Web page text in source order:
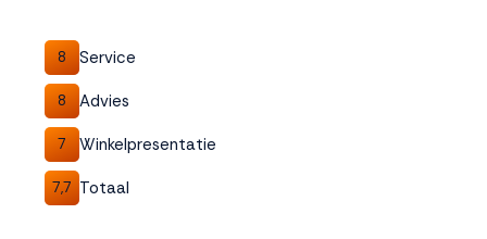
8 Service
8 Advies
7 Winkelpresentatie
7,7 Totaal